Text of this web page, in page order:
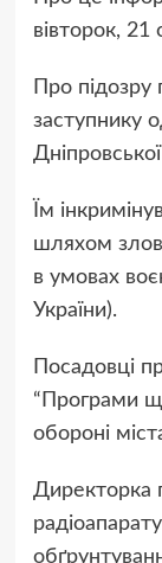
вівторок, 21
Про
заступнику
Їм
шляхом
в умовах
України).
Посадовці
“Програми
обороні
Директорка